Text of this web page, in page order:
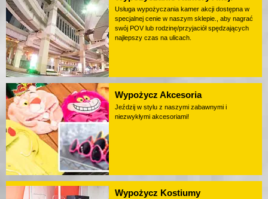
Usługa wypożyczania kamer akcji dostępna w
specjalnej cenie w naszym sklepie., aby nagrać
swój POV lub rodzinę/przyjaciół spędzających
najlepszy czas na ulicach.
Wypożycz Akcesoria
Jeździj w stylu z naszymi zabawnymi i
niezwykłymi akcesoriami!
Wypożycz Kostiumy